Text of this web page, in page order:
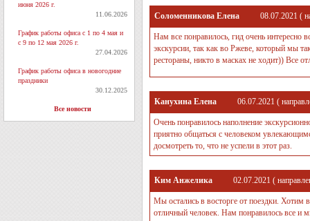
июня 2026 г.
11.06.2026
График работы офиса с 1 по 4 мая и
с 9 по 12 мая 2026 г.
27.04.2026
График работы офиса в новогодние
праздники
30.12.2025
Все новости
Соломенникова Елена 08.07.2021 (
Нам все понравилось, гид очень интересно
экскурсии, так как во Ржеве, который мы
рестораны, никто в масках не ходит)) Все
Канухина Елена 06.07.2021 (
Очень понравилось наполнение
приятно общаться с человеком
досмотреть то, что не успели в этот раз.
Ким Анжелика 02.07.2021 (
Мы остались в восторге от поездки. Хотим
отличный человек. Нам понравилось все и